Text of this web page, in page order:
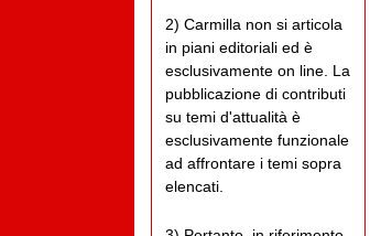
2) Carmilla non si articola
in piani editoriali ed è
esclusivamente on line. La
pubblicazione di contributi
su temi d'attualità è
esclusivamente funzionale
ad affrontare i temi sopra
elencati.